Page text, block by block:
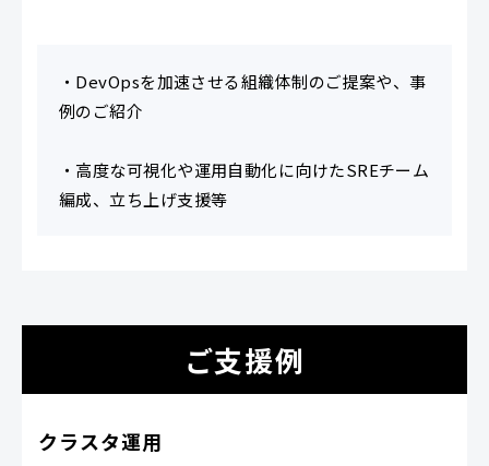
・DevOpsを加速させる組織体制のご提案や、事
例のご紹介
・高度な可視化や運用自動化に向けたSREチーム
編成、立ち上げ支援等
ご支援例
クラスタ運用